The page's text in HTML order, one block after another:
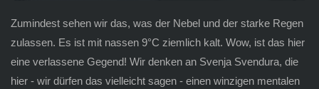
Zumindest sehen wir das, was der Nebel und der starke Regen
zulassen. Es ist mit nassen 9°C ziemlich kalt. Wow, ist das hier
eine verlassene Gegend! Wir denken an Svenja Svendura, die
hier - wir dürfen das vielleicht sagen - einen winzigen mentalen